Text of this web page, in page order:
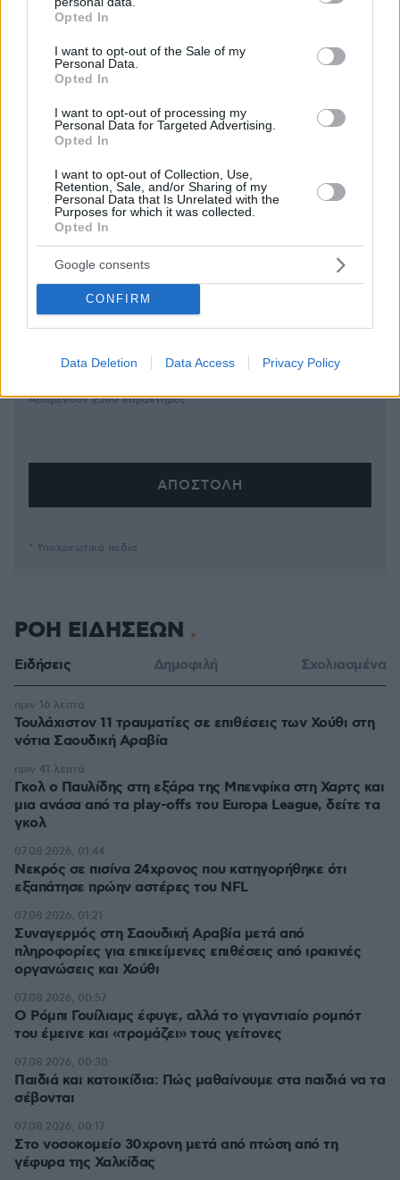
grant or deny consent to Google and its third-party tags to
use your data for below specified purposes in below Google
consent section.
Opted In
I want to opt-out of the Sale of my
Personal Data.
Opted In
I want to opt-out of processing my
Personal Data for Targeted Advertising.
Opted In
I want to opt-out of Collection, Use,
Retention, Sale, and/or Sharing of my
Personal Data that Is Unrelated with the
Purposes for which it was collected.
Opted In
Google consents
CONFIRM
Data Deletion Data Access Privacy Policy
ΌΝΟΜΑ *
EMAIL
ΣΧΌΛΙΟ *
Απομένουν2500χαρακτήρες
* Υποχρεωτικά πεδία
ΡΟΗ ΕΙΔΗΣΕΩΝ
Ειδήσεις Δημοφιλή Σχολιασμένα
Τουλάχιστον 11 τραυματίες σε επιθέσεις των Χούθι στη
νότια Σαουδική Αραβία
πριν 16 λεπτά
Γκολ ο Παυλίδης στη εξάρα της Μπενφίκα στη Χαρτς και
μια ανάσα από τα play-offs του Europa League, δείτε τα
γκολ
πριν 41 λεπτά
Νεκρός σε πισίνα 24χρονος που κατηγορήθηκε ότι
εξαπάτησε πρώην αστέρες του NFL
07.08.2026, 01:44
Συναγερμός στη Σαουδική Αραβία μετά από
πληροφορίες για επικείμενες επιθέσεις από ιρακινές
οργανώσεις και Χούθι
07.08.2026, 01:21
Ο Ρόμπι Γουίλιαμς έφυγε, αλλά το γιγαντιαίο ρομπότ
του έμεινε και «τρομάζει» τους γείτονες
07.08.2026, 00:57
Παιδιά και κατοικίδια: Πώς μαθαίνουμε στα παιδιά να τα
σέβονται
07.08.2026, 00:30
Στο νοσοκομείο 30χρονη μετά από πτώση από τη
γέφυρα της Χαλκίδας
07.08.2026, 00:17